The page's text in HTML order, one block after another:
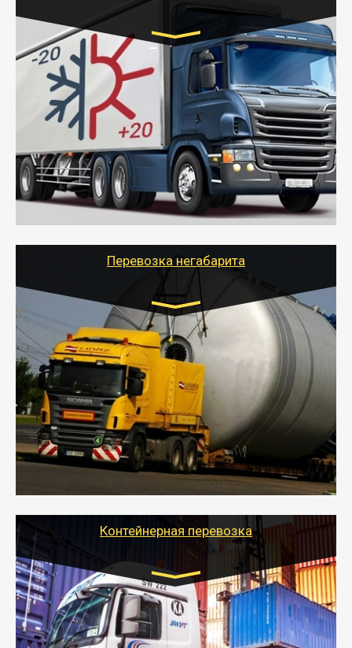
Транспорт:
Газель (1,5 и 3 тонны), Бычок, Еврофура от 5 до
10 тонн
от 6000 руб.
- Рефрижераторные перевозки грузов с
соблюдением температурного режима, работающим
термописцем, санитарной обработкой кузова и мед.
книжкой у водителя.
- Тайгер Логистик поможет быстро перевезти
скоропортящиеся продукты в любой город России с
Перевозка негабарита
Цена за км. Рассчитывается
индивидуально
- Перевозка техники и негабаритных грузов
осуществляется после получения разрешения на
перевозку (обычно 7-14 дней).
- Тайгер Логистик в короткие сроки поможет вам
качественно и безопасно перевезти негабаритные
грузы по всей России тралом, манипулятором и
другим транспортом и подобрать оптимальный
Контейнерная перевозка
Цена за км. Рассчитывается
индивидуально